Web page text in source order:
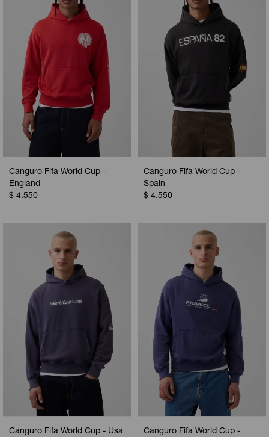
Canguro Fifa World Cup -
England
$ 4.550
Canguro Fifa World Cup -
Spain
$ 4.550
Canguro Fifa World Cup - Usa
Canguro Fifa World Cup -
Camperas
Musculosas
Shorts
Vestidos y polleras
Pijamas
Calzas
Camperas
Chalecos
Shorts
Ropa interior
Polos
Camperas
Chalecos
Ropa interior
Pijamas
Camperas
Pijamas
Sets
Sets